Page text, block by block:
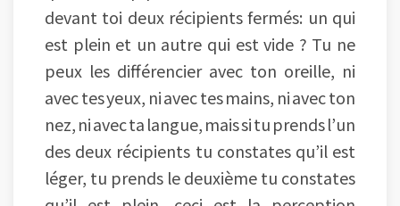
devant toi deux récipients fermés: un qui
est plein et un autre qui est vide ? Tu ne
peux les différencier avec ton oreille, ni
avec tes yeux, ni avec tes mains, ni avec ton
nez, ni avec ta langue, mais si tu prends l’un
des deux récipients tu constates qu’il est
léger, tu prends le deuxième tu constates